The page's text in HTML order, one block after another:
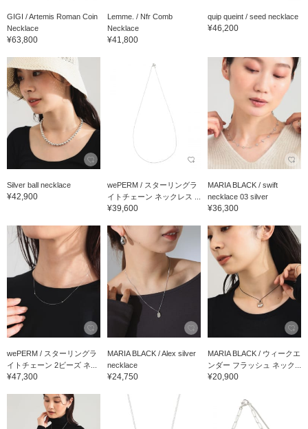
GIGI / Artemis Roman Coin
Necklace
¥63,800
Lemme. / Nfr Comb
Necklace
¥41,800
quip queint / seed necklace
¥46,200
Silver ball necklace
¥42,900
wePERM / スターリングラ
イトチェーン ネックレス ...
¥39,600
MARIA BLACK / swift
necklace 03 silver
¥36,300
wePERM / スターリングラ
イトチェーン 2ビーズ ネ...
¥47,300
MARIA BLACK / Alex silver
necklace
¥24,750
MARIA BLACK / ウィークエ
ンダー フラッシュ ネック...
¥20,900